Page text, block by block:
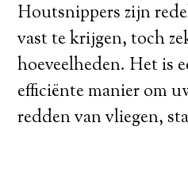
Houtsnippers zijn
vast te krijgen, toch
hoeveelheden. Het is
efficiënte manier om
redden van vliegen,